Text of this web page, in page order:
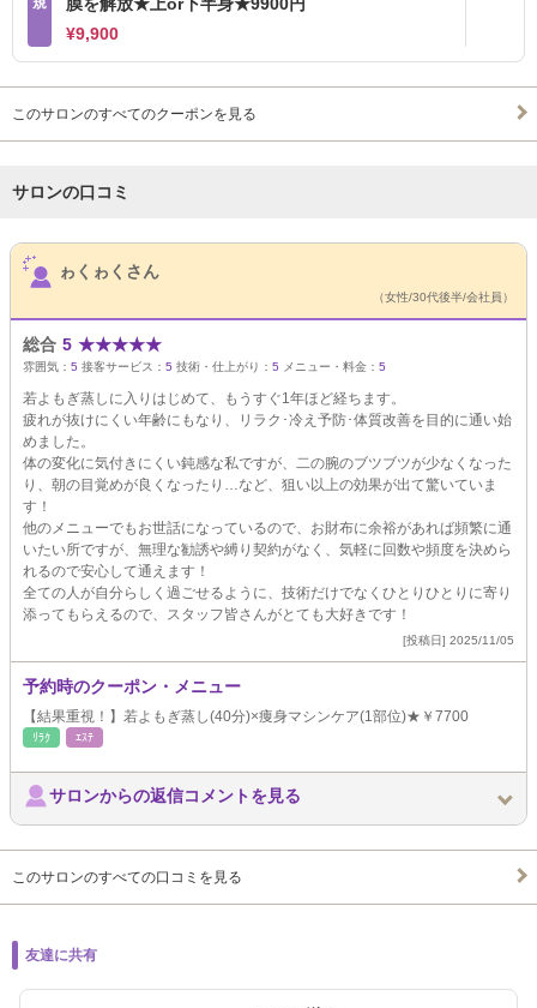
¥9,900
このサロンのすべてのクーポンを見る
サロンの口コミ
サロンPick Up
ゎくゎくさん
（女性/30代後半/会社員）
総合 5 ★★★★★
雰囲気： 5 接客サービス： 5 技術・仕上がり： 5 メニュー・料金： 5
若よもぎ蒸しに入りはじめて、もうすぐ1年ほど経ちます。
疲れが抜けにくい年齢にもなり、リラク･冷え予防･体質改善を目的に通い始
めました。
体の変化に気付きにくい鈍感な私ですが、二の腕のブツブツが少なくなった
り、朝の目覚めが良くなったり…など、狙い以上の効果が出て驚いていま
す！
他のメニューでもお世話になっているので、お財布に余裕があれば頻繁に通
いたい所ですが、無理な勧誘や縛り契約がなく、気軽に回数や頻度を決めら
れるので安心して通えます！
全ての人が自分らしく過ごせるように、技術だけでなくひとりひとりに寄り
添ってもらえるので、スタッフ皆さんがとても大好きです！
[投稿日] 2025/11/05
予約時のクーポン・メニュー
【結果重視！】若よもぎ蒸し(40分)×痩身マシンケア(1部位)★￥7700
ﾘﾗｸ ｴｽﾃ
サロンからの返信コメントを見る
このサロンのすべての口コミを見る
友達に共有